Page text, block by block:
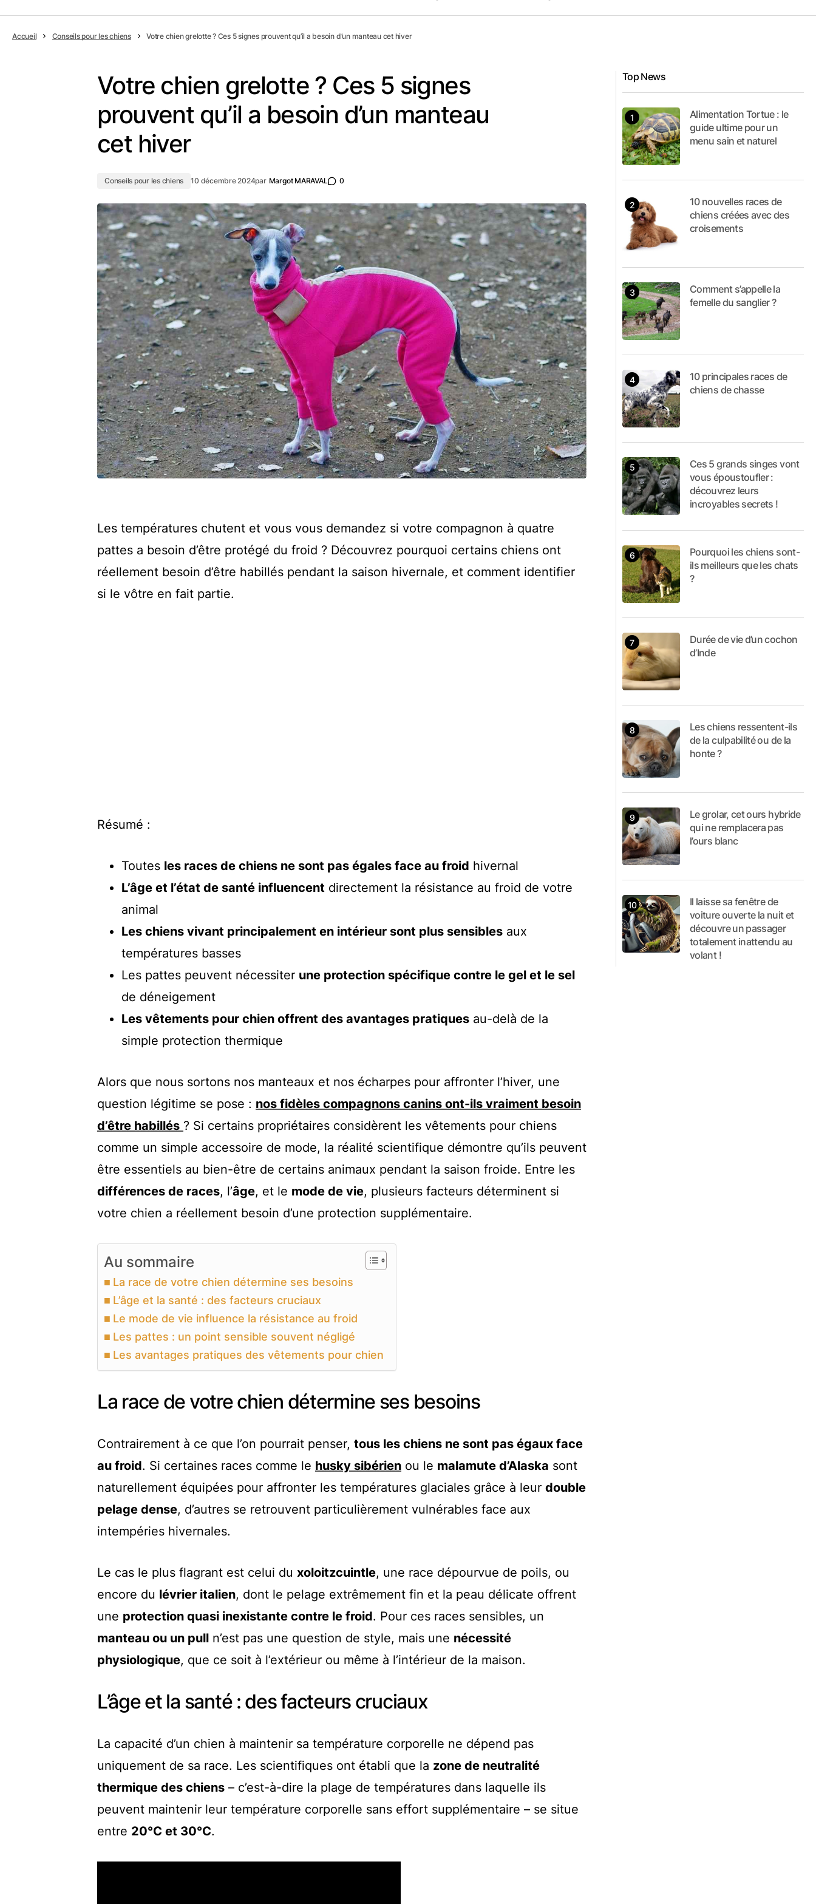
Accueil Conseils pour les chiens Votre chien grelotte ? Ces 5 signes prouvent qu’il a besoin d’un manteau cet hiver
Votre chien grelotte ? Ces 5 signes
prouvent qu’il a besoin d’un manteau
cet hiver
Conseils pour les chiens 10 décembre 2024par Margot MARAVAL 0
Les températures chutent et vous vous demandez si votre compagnon à quatre
pattes a besoin d’être protégé du froid ? Découvrez pourquoi certains chiens ont
réellement besoin d’être habillés pendant la saison hivernale, et comment identifier
si le vôtre en fait partie.
Résumé :
Toutes les races de chiens ne sont pas égales face au froid hivernal
L’âge et l’état de santé influencent directement la résistance au froid de votre
animal
Les chiens vivant principalement en intérieur sont plus sensibles aux
températures basses
Les pattes peuvent nécessiter une protection spécifique contre le gel et le sel
de déneigement
Les vêtements pour chien offrent des avantages pratiques au-delà de la
simple protection thermique
Alors que nous sortons nos manteaux et nos écharpes pour affronter l’hiver, une
question légitime se pose : nos fidèles compagnons canins ont-ils vraiment besoin
d’être habillés ? Si certains propriétaires considèrent les vêtements pour chiens
comme un simple accessoire de mode, la réalité scientifique démontre qu’ils peuvent
être essentiels au bien-être de certains animaux pendant la saison froide. Entre les
différences de races, l’âge, et le mode de vie, plusieurs facteurs déterminent si
votre chien a réellement besoin d’une protection supplémentaire.
Au sommaire
La race de votre chien détermine ses besoins
L’âge et la santé : des facteurs cruciaux
Le mode de vie influence la résistance au froid
Les pattes : un point sensible souvent négligé
Les avantages pratiques des vêtements pour chien
La race de votre chien détermine ses besoins
Contrairement à ce que l’on pourrait penser, tous les chiens ne sont pas égaux face
au froid. Si certaines races comme le husky sibérien ou le malamute d’Alaska sont
naturellement équipées pour affronter les températures glaciales grâce à leur double
pelage dense, d’autres se retrouvent particulièrement vulnérables face aux
intempéries hivernales.
Le cas le plus flagrant est celui du xoloitzcuintle, une race dépourvue de poils, ou
encore du lévrier italien, dont le pelage extrêmement fin et la peau délicate offrent
une protection quasi inexistante contre le froid. Pour ces races sensibles, un
manteau ou un pull n’est pas une question de style, mais une nécessité
physiologique, que ce soit à l’extérieur ou même à l’intérieur de la maison.
L’âge et la santé : des facteurs cruciaux
La capacité d’un chien à maintenir sa température corporelle ne dépend pas
uniquement de sa race. Les scientifiques ont établi que la zone de neutralité
thermique des chiens – c’est-à-dire la plage de températures dans laquelle ils
peuvent maintenir leur température corporelle sans effort supplémentaire – se situe
entre 20°C et 30°C.
Top News
Alimentation Tortue : le
guide ultime pour un
menu sain et naturel
10 nouvelles races de
chiens créées avec des
croisements
Comment s’appelle la
femelle du sanglier ?
10 principales races de
chiens de chasse
Ces 5 grands singes vont
vous époustoufler :
découvrez leurs
incroyables secrets !
Pourquoi les chiens sont-
ils meilleurs que les chats
?
Durée de vie d’un cochon
d’Inde
Les chiens ressentent-ils
de la culpabilité ou de la
honte ?
Le grolar, cet ours hybride
qui ne remplacera pas
l’ours blanc
Il laisse sa fenêtre de
voiture ouverte la nuit et
découvre un passager
totalement inattendu au
volant !